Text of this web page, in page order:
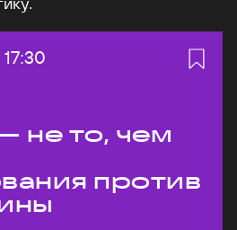
Конец:
17:30
не то, чем
против